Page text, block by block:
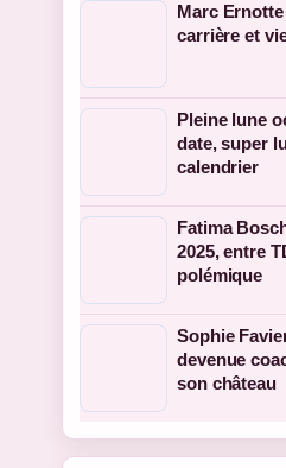
Marc
carrière et
Pleine lune
date, super
calendrier
Fatima
2025, entre
polémique
Sophie
devenue
son château